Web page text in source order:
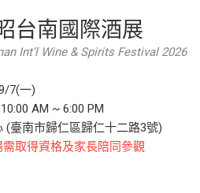
台南國際酒展
Int‘l Wine & Spirits Festival 2026
7(一)
AM ~ 6:00 PM
(臺南市歸仁區歸仁十二路3號)
取得資格及家長陪同參觀